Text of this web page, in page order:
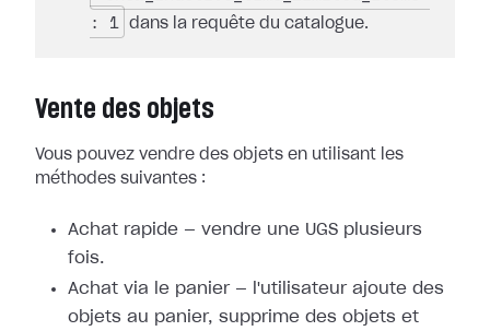
: 1
dans la requête du catalogue.
Vente des objets
Vous pouvez vendre des objets en utilisant les
méthodes suivantes :
Achat rapide — vendre une UGS plusieurs
fois.
Achat via le panier — l'utilisateur ajoute des
objets au panier, supprime des objets et